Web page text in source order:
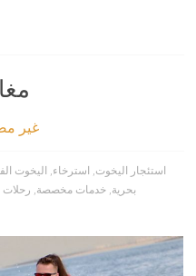
غير
استئجار اليخوت, استرخاء, اليخوت
بحرية, خدمات مخصصة, رحلات